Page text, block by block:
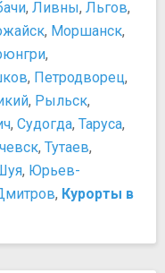
, Ливны, Льгов,
, Моршанск,
,
, Петродворец,
, Рыльск,
, Судогда, Таруса,
, Тутаев,
, Юрьев-
, Курорты в